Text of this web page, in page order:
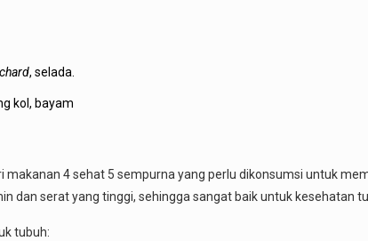
, selada.
kol, bayam
4 sehat 5 sempurna yang perlu dikonsumsi untuk
dan serat yang tinggi, sehingga sangat baik untuk kesehatan
tubuh: